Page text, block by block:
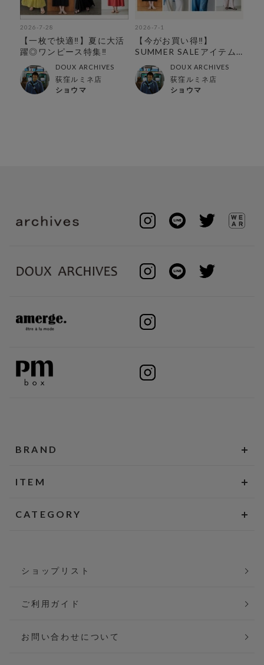
2026-7-28
【一枚で快適‼︎】夏に大活
躍◎ワンピース特集‼︎
DOUX ARCHIVES
荻窪ルミネ店
ショウマ
2026-7-1
【今がお買い得‼︎】
SUMMER SALEアイテム
別おすすめアイテム特集‼︎
DOUX ARCHIVES
荻窪ルミネ店
ショウマ
BRAND
ITEM
CATEGORY
ショップリスト
ご利用ガイド
お問い合わせについて